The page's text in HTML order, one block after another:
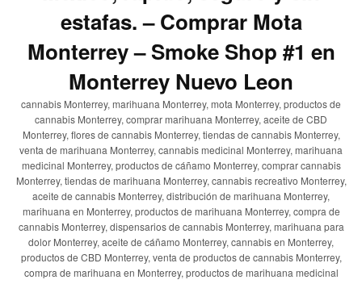
estafas. – Comprar Mota
Monterrey – Smoke Shop #1 en
Monterrey Nuevo Leon
cannabis Monterrey, marihuana Monterrey, mota Monterrey, productos de
cannabis Monterrey, comprar marihuana Monterrey, aceite de CBD
Monterrey, flores de cannabis Monterrey, tiendas de cannabis Monterrey,
venta de marihuana Monterrey, cannabis medicinal Monterrey, marihuana
medicinal Monterrey, productos de cáñamo Monterrey, comprar cannabis
Monterrey, tiendas de marihuana Monterrey, cannabis recreativo Monterrey,
aceite de cannabis Monterrey, distribución de marihuana Monterrey,
marihuana en Monterrey, productos de marihuana Monterrey, compra de
cannabis Monterrey, dispensarios de cannabis Monterrey, marihuana para
dolor Monterrey, aceite de cáñamo Monterrey, cannabis en Monterrey,
productos de CBD Monterrey, venta de productos de cannabis Monterrey,
compra de marihuana en Monterrey, productos de marihuana medicinal